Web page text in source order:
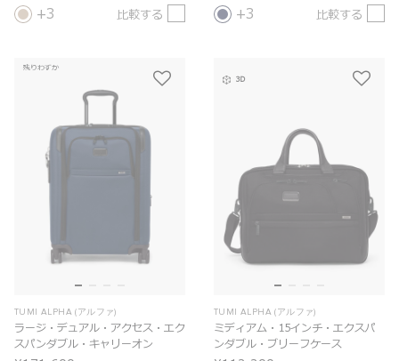
3 比較する 3 比較する
残りわずか
TUMI ALPHA (アルファ)
ラージ・デュアル・アクセス・エク
スパンダブル・キャリーオン
3D
TUMI ALPHA (アルファ)
ミディアム・15インチ・エクスパ
ンダブル・ブリーフケース